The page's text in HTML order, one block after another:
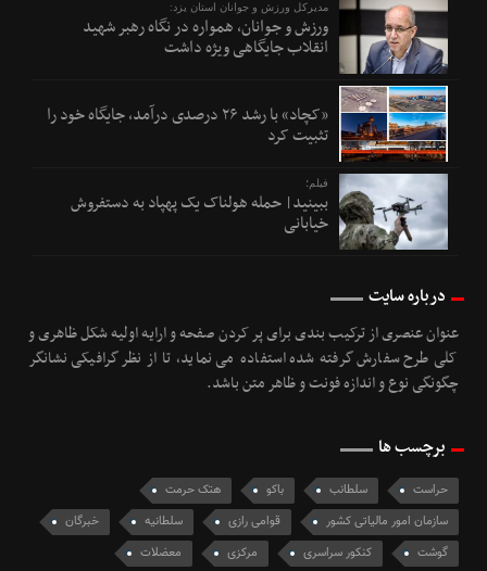
مدیرکل ورزش و جوانان استان یزد:
ورزش و جوانان، همواره در نگاه رهبر شهید
انقلاب جایگاهی ویژه داشت
«کچاد» با رشد ۲۶ درصدی درآمد، جایگاه خود را
تثبیت کرد
فیلم؛
ببینید| حمله هولناک یک پهپاد به دستفروش
خیابانی
درباره سایت
عنوان عنصری از ترکیب بندی برای پر کردن صفحه و ارایه اولیه شکل ظاهری و
کلی طرح سفارش گرفته شده استفاده می نماید، تا از نظر گرافیکی نشانگر
چگونگی نوع و اندازه فونت و ظاهر متن باشد.
برچسب ها
حراست سلطانب باکو
هتک حرمت
سازمان امور مالیاتی کشور
قوامی رازی سلطانیه
خبرگان
گوشت
کنکور سراسری مرکزی معضلات